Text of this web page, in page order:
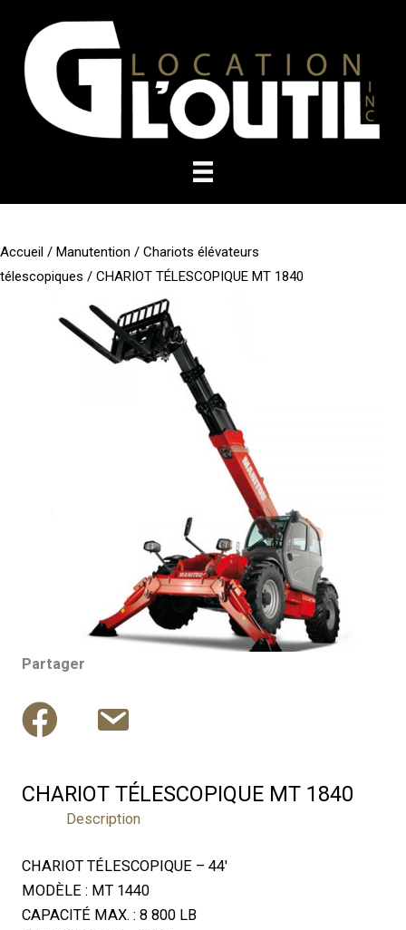
contenu
Accueil / Manutention / Chariots élévateurs
télescopiques / CHARIOT TÉLESCOPIQUE MT 1840
Partager
CHARIOT TÉLESCOPIQUE MT 1840
Description
CHARIOT TÉLESCOPIQUE – 44′
MODÈLE : MT 1440
CAPACITÉ MAX. : 8 800 LB